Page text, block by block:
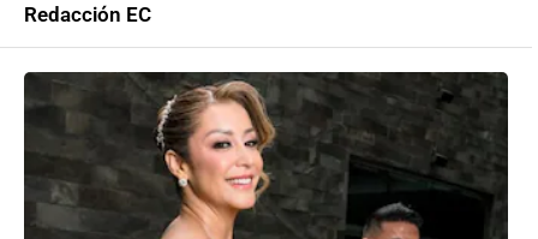
Redacción EC